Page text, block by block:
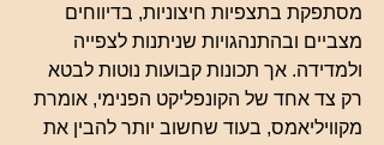
מסתפקת בתצפיות חיצוניות, בדיווחים
מצביים ובהתנהגויות שניתנות לצפייה
ולמדידה. אך תכונות קבועות נוטות לבטא
רק צד אחד של הקונפליקט הפנימי, אומרת
מקוויליאמס, בעוד שחשוב יותר להבין את